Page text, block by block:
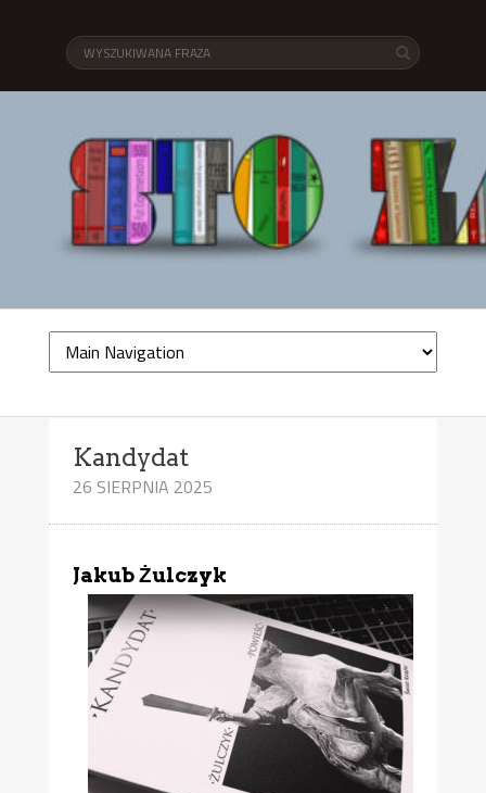
Kandydat
26 SIERPNIA 2025
Jakub Żulczyk